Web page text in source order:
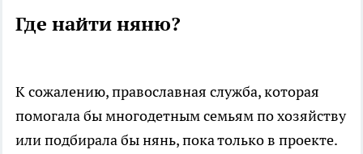
Где найти няню?
К сожалению, православная служба, которая
помогала бы многодетным семьям по хозяйству
или подбирала бы нянь, пока только в проекте.